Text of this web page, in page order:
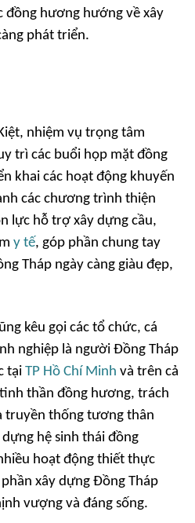
hương hướng về xây
phát triển.
nhiệm vụ trọng tâm
trì các buổi họp mặt đồng
khai các hoạt động khuyến
các chương trình thiện
lực hỗ trợ xây dựng cầu,
y tế, góp phần chung tay
Tháp ngày càng giàu đẹp,
kêu gọi các tổ chức, cá
nghiệp là người Đồng Tháp
tại TP Hồ Chí Minh và trên cả
thần đồng hương, trách
truyền thống tương thân
hệ sinh thái đồng
hoạt động thiết thực
xây dựng Đồng Tháp
vượng và đáng sống.